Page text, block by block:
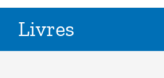
Les recherches
Livres